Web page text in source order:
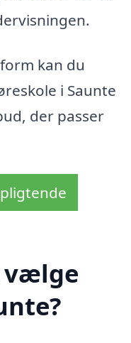
kan du
i Saunte
der passer
vælge